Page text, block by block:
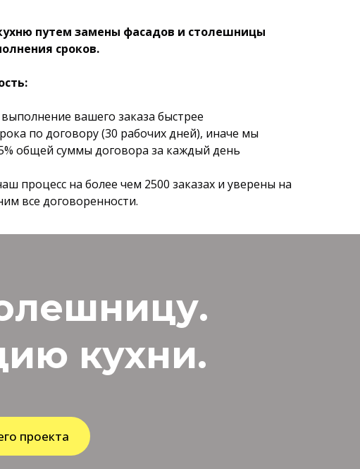
путем замены фасадов и столешницы
сроков.
вашего заказа быстрее
по договору (30 рабочих дней), иначе мы
общей суммы договора за каждый день
процесс на более чем 2500 заказах и уверены на
все договоренности.
кухни.
проекта